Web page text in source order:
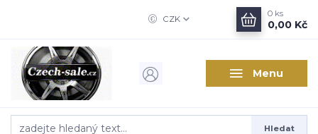
Menu
CZK
Hledat
0 ks
0,00 Kč